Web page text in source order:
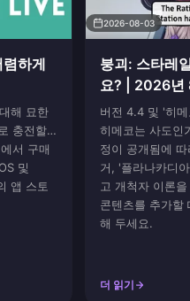
하게
해 묘한
충전할
서 구매
및
앱 스토
2026-08-03
붕괴: 스타레
요? | 2026년
버전 4.4 및 '히
히메코는 사도인
정이 공개됨에
거, '플라나카디
고 개척자 이론
콘텐츠를 추가할
해 두세요.
더 읽기